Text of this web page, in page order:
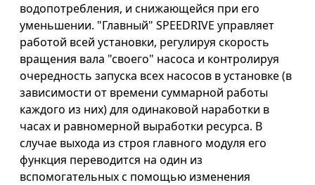
водопотребления, и снижающейся при его
уменьшении. "Главный" SPEEDRIVE управляет
работой всей установки, регулируя скорость
вращения вала "своего" насоса и контролируя
очередность запуска всех насосов в установке (в
зависимости от времени суммарной работы
каждого из них) для одинаковой наработки в
часах и равномерной выработки ресурса. В
случае выхода из строя главного модуля его
функция переводится на один из
вспомогательных с помощью изменения